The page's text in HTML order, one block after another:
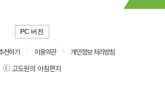
PC 버전
천하기 이용약관
개인정보 처리방침
ⓒ 고도원의 아침편지